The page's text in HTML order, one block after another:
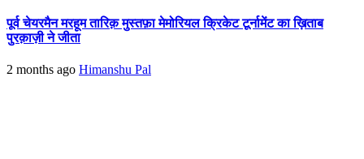
पूर्व चेयरमैन मरहूम तारिक़ मुस्तफ़ा मेमोरियल क्रिकेट टूर्नामेंट का ख़िताब
पुरक़ाज़ी ने जीता
2 months ago Himanshu Pal